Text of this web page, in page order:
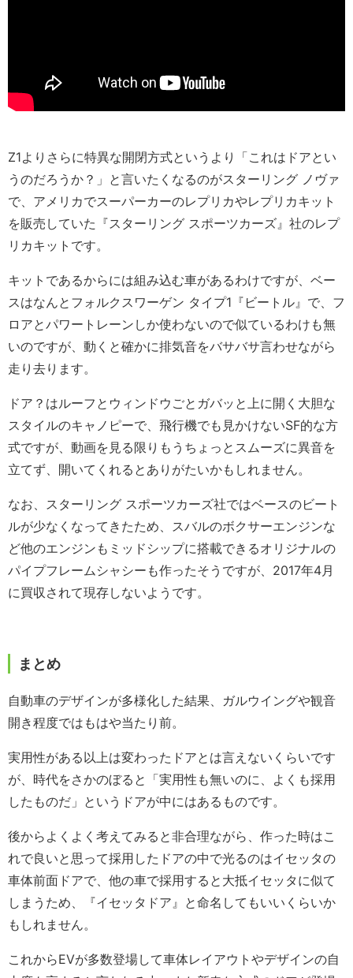
Z1よりさらに特異な開閉方式というより「これはドアとい
うのだろうか？」と言いたくなるのがスターリング ノヴァ
で、アメリカでスーパーカーのレプリカやレプリカキット
を販売していた『スターリング スポーツカーズ』社のレプ
リカキットです。
キットであるからには組み込む車があるわけですが、ベー
スはなんとフォルクスワーゲン タイプ1『ビートル』で、フ
ロアとパワートレーンしか使わないので似ているわけも無
いのですが、動くと確かに排気音をバサバサ言わせながら
走り去ります。
ドア？はルーフとウィンドウごとガバッと上に開く大胆な
スタイルのキャノピーで、飛行機でも見かけないSF的な方
式ですが、動画を見る限りもうちょっとスムーズに異音を
立てず、開いてくれるとありがたいかもしれません。
なお、スターリング スポーツカーズ社ではベースのビート
ルが少なくなってきたため、スバルのボクサーエンジンな
ど他のエンジンもミッドシップに搭載できるオリジナルの
パイプフレームシャシーも作ったそうですが、2017年4月
に買収されて現存しないようです。
まとめ
自動車のデザインが多様化した結果、ガルウイングや観音
開き程度ではもはや当たり前。
実用性がある以上は変わったドアとは言えないくらいです
が、時代をさかのぼると「実用性も無いのに、よくも採用
したものだ」というドアが中にはあるものです。
後からよくよく考えてみると非合理ながら、作った時はこ
れで良いと思って採用したドアの中で光るのはイセッタの
車体前面ドアで、他の車で採用すると大抵イセッタに似て
しまうため、『イセッタドア』と命名してもいいくらいか
もしれません。
これからEVが多数登場して車体レイアウトやデザインの自